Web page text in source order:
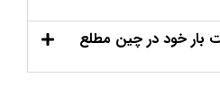
بار خود در چین مطلع